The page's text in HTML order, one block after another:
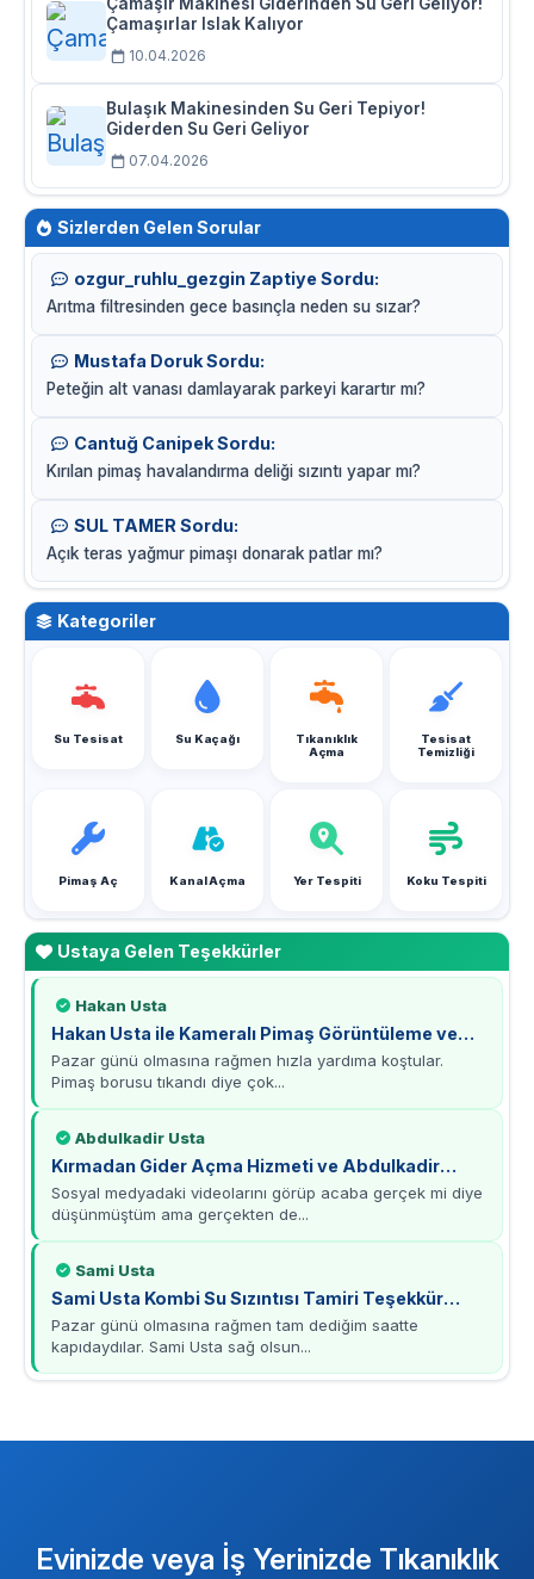
Çamaşır Makinesi Giderinden Su Geri Geliyor!
Çamaşırlar Islak Kalıyor
10.04.2026
Bulaşık Makinesinden Su Geri Tepiyor!
Giderden Su Geri Geliyor
07.04.2026
Sizlerden Gelen Sorular
ozgur_ruhlu_gezgin Zaptiye Sordu:
Arıtma filtresinden gece basınçla neden su sızar?
Mustafa Doruk Sordu:
Peteğin alt vanası damlayarak parkeyi karartır mı?
Cantuğ Canipek Sordu:
Kırılan pimaş havalandırma deliği sızıntı yapar mı?
SUL TAMER Sordu:
Açık teras yağmur pimaşı donarak patlar mı?
Kategoriler
Su Tesisat Su Kaçağı
Tıkanıklık
Açma
Tesisat
Temizliği
Pimaş Aç Kanal Açma Yer Tespiti Koku Tespiti
Ustaya Gelen Teşekkürler
Hakan Usta
Hakan Usta ile Kameralı Pimaş Görüntüleme ve
Tamirat Deneyimi
Pazar günü olmasına rağmen hızla yardıma koştular.
Pimaş borusu tıkandı diye çok...
Abdulkadir Usta
Kırmadan Gider Açma Hizmeti ve Abdulkadir
Usta’ya Teşekkürler
Sosyal medyadaki videolarını görüp acaba gerçek mi diye
düşünmüştüm ama gerçekten de...
Sami Usta
Sami Usta Kombi Su Sızıntısı Tamiri Teşekkür
Mesajı
Pazar günü olmasına rağmen tam dediğim saatte
kapıdaydılar. Sami Usta sağ olsun...
Evinizde veya İş Yerinizde Tıkanıklık